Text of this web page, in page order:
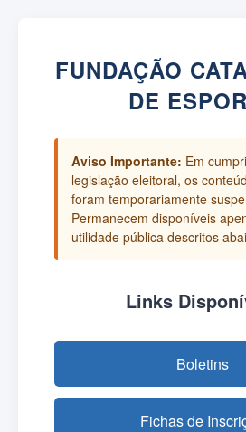
FUNDAÇÃO
DE
Aviso Importante: Em
legislação eleitoral, os
foram temporariamente
Permanecem disponíveis
utilidade pública descritos
Links
Boletins
Fichas de